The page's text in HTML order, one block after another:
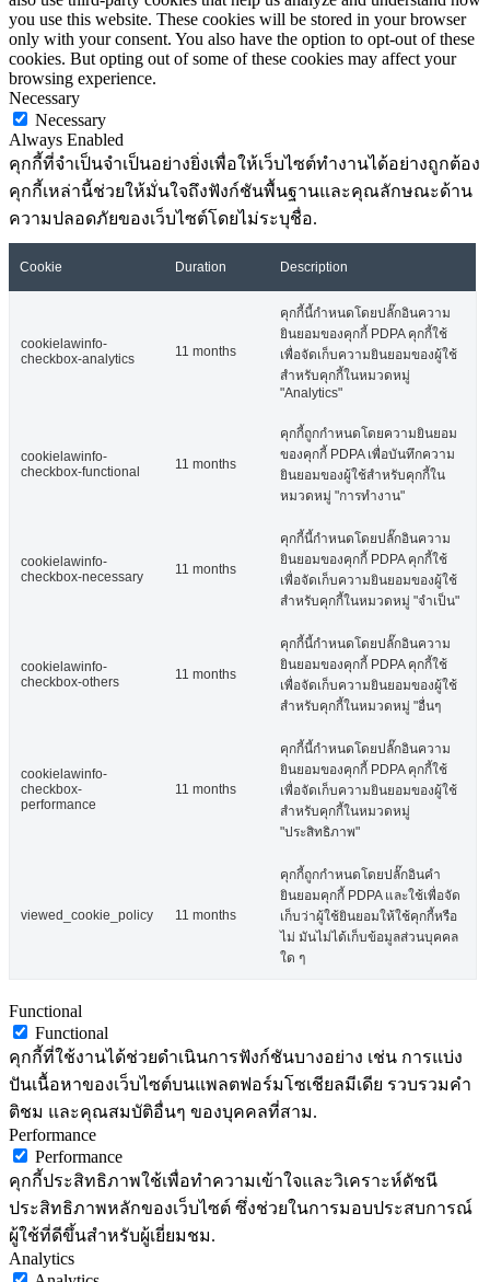
you use this website. These cookies will be stored in your browser
only with your consent. You also have the option to opt-out of these
cookies. But opting out of some of these cookies may affect your
browsing experience.
Necessary
Necessary
Always Enabled
คุกกี้ที่จำเป็นจำเป็นอย่างยิ่งเพื่อให้เว็บไซต์ทำงานได้อย่างถูกต้อง
คุกกี้เหล่านี้ช่วยให้มั่นใจถึงฟังก์ชันพื้นฐานและคุณลักษณะด้าน
ความปลอดภัยของเว็บไซต์โดยไม่ระบุชื่อ.
Cookie Duration Description
cookielawinfo-
checkbox-analytics
11 months
คุกกี้นี้กำหนดโดยปลั๊กอินความ
ยินยอมของคุกกี้ PDPA คุกกี้ใช้
เพื่อจัดเก็บความยินยอมของผู้ใช้
สำหรับคุกกี้ในหมวดหมู่
"Analytics"
cookielawinfo-
checkbox-functional
11 months
คุกกี้ถูกกำหนดโดยความยินยอม
ของคุกกี้ PDPA เพื่อบันทึกความ
ยินยอมของผู้ใช้สำหรับคุกกี้ใน
หมวดหมู่ "การทำงาน"
cookielawinfo-
checkbox-necessary
11 months
คุกกี้นี้กำหนดโดยปลั๊กอินความ
ยินยอมของคุกกี้ PDPA คุกกี้ใช้
เพื่อจัดเก็บความยินยอมของผู้ใช้
สำหรับคุกกี้ในหมวดหมู่ "จำเป็น"
cookielawinfo-
checkbox-others
11 months
คุกกี้นี้กำหนดโดยปลั๊กอินความ
ยินยอมของคุกกี้ PDPA คุกกี้ใช้
เพื่อจัดเก็บความยินยอมของผู้ใช้
สำหรับคุกกี้ในหมวดหมู่ "อื่นๆ
cookielawinfo-
checkbox-
performance
11 months
คุกกี้นี้กำหนดโดยปลั๊กอินความ
ยินยอมของคุกกี้ PDPA คุกกี้ใช้
เพื่อจัดเก็บความยินยอมของผู้ใช้
สำหรับคุกกี้ในหมวดหมู่
"ประสิทธิภาพ"
viewed_cookie_policy 11 months
คุกกี้ถูกกำหนดโดยปลั๊กอินคำ
ยินยอมคุกกี้ PDPA และใช้เพื่อจัด
เก็บว่าผู้ใช้ยินยอมให้ใช้คุกกี้หรือ
ไม่ มันไม่ได้เก็บข้อมูลส่วนบุคคล
ใด ๆ
Functional
Functional
คุกกี้ที่ใช้งานได้ช่วยดำเนินการฟังก์ชันบางอย่าง เช่น การแบ่ง
ปันเนื้อหาของเว็บไซต์บนแพลตฟอร์มโซเชียลมีเดีย รวบรวมคำ
ติชม และคุณสมบัติอื่นๆ ของบุคคลที่สาม.
Performance
Performance
คุกกี้ประสิทธิภาพใช้เพื่อทำความเข้าใจและวิเคราะห์ดัชนี
ประสิทธิภาพหลักของเว็บไซต์ ซึ่งช่วยในการมอบประสบการณ์
ผู้ใช้ที่ดีขึ้นสำหรับผู้เยี่ยมชม.
Analytics